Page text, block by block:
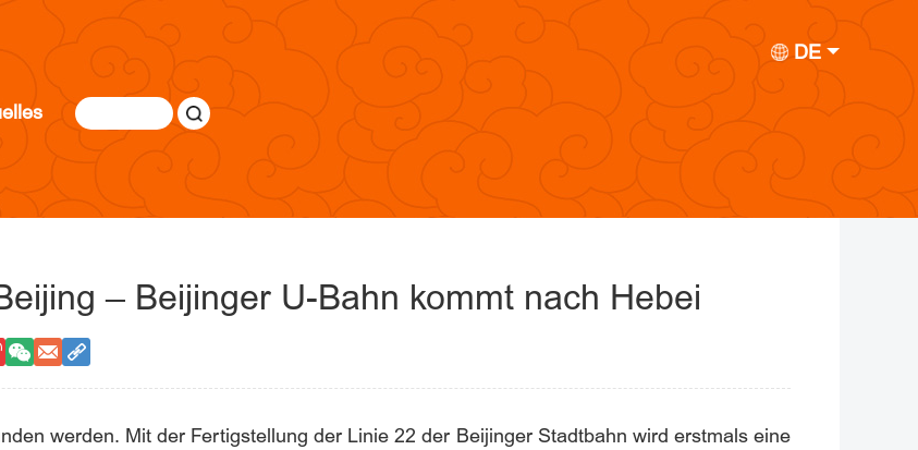
DE
– Beijinger U-Bahn kommt nach Hebei
werden. Mit der Fertigstellung der Linie 22 der Beijinger Stadtbahn wird erstmals eine